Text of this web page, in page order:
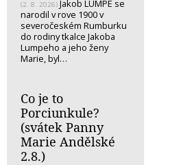
(2. 8. 2026) Jakob LUMPE se
narodil v rove 1900 v
severočeském Rumburku
do rodiny tkalce Jakoba
Lumpeho a jeho ženy
Marie, byl…
Co je to
Porciunkule?
(svátek Panny
Marie Andělské
2.8.)